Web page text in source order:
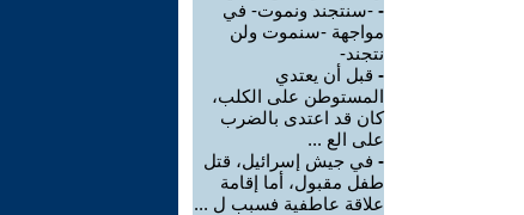
- -سنتجند ونموت- في
مواجهة -سنموت ولن
نتجند-
- قبل أن يعتدي
المستوطن على الكلب،
كان قد اعتدى بالضرب
على الع ...
- في جيش إسرائيل، قتل
طفل مقبول، أما إقامة
علاقة عاطفية فسبب ل ...